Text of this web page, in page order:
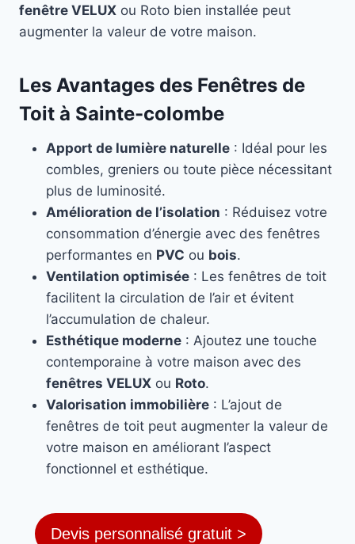
fenêtre VELUX ou Roto bien installée peut
augmenter la valeur de votre maison.
Les Avantages des Fenêtres de
Toit à Sainte-colombe
Apport de lumière naturelle : Idéal pour les
combles, greniers ou toute pièce nécessitant
plus de luminosité.
Amélioration de l’isolation : Réduisez votre
consommation d’énergie avec des fenêtres
performantes en PVC ou bois.
Ventilation optimisée : Les fenêtres de toit
facilitent la circulation de l’air et évitent
l’accumulation de chaleur.
Esthétique moderne : Ajoutez une touche
contemporaine à votre maison avec des
fenêtres VELUX ou Roto.
Valorisation immobilière : L’ajout de
fenêtres de toit peut augmenter la valeur de
votre maison en améliorant l’aspect
fonctionnel et esthétique.
Devis personnalisé gratuit >